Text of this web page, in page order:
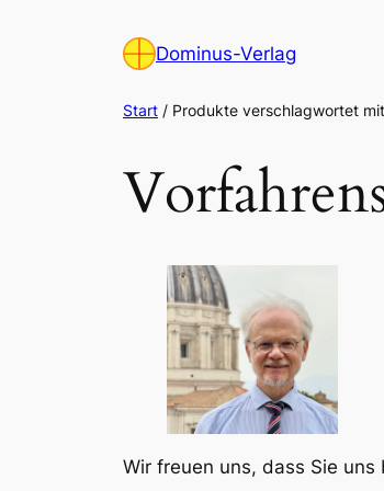
Dominus-Verlag
Start / Produkte verschlagwortet mit
Wir freuen uns, dass Sie uns